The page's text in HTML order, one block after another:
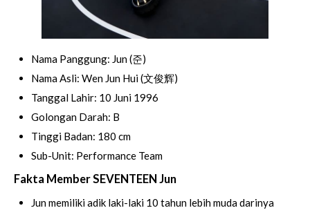
Nama Panggung: Jun (준)
Nama Asli: Wen Jun Hui (文俊辉)
Tanggal Lahir: 10 Juni 1996
Golongan Darah: B
Tinggi Badan: 180 cm
Sub-Unit: Performance Team
Fakta Member SEVENTEEN Jun
Jun memiliki adik laki-laki 10 tahun lebih muda darinya